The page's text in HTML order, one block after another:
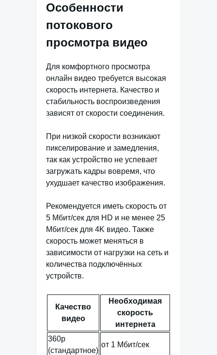
Особенности
потокового
просмотра видео
Для комфортного просмотра
онлайн видео требуется высокая
скорость интернета. Качество и
стабильность воспроизведения
зависят от скорости соединения.
При низкой скорости возникают
пикселирование и замедления,
так как устройство не успевает
загружать кадры вовремя, что
ухудшает качество изображения.
Рекомендуется иметь скорость от
5 Мбит/сек для HD и не менее 25
Мбит/сек для 4K видео. Также
скорость может меняться в
зависимости от нагрузки на сеть и
количества подключённых
устройств.
Качество
видео
Необходимая
скорость
интернета
360p
(стандартное)
от 1 Мбит/сек